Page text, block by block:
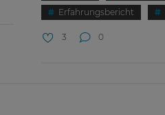
Erfahrungsbericht
3 0